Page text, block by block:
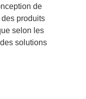
de
produits
selon les
solutions